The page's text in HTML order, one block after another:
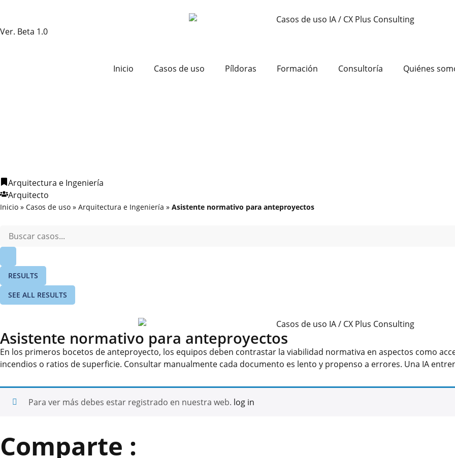
Ver. Beta 1.0
Inicio Casos de uso Píldoras Formación Consultoría Quiénes
Arquitectura e Ingeniería
Arquitecto
Inicio » Casos de uso » Arquitectura e Ingeniería » Asistente normativo para anteproyectos
RESULTS
SEE ALL RESULTS
Asistente normativo para anteproyectos
En los primeros bocetos de anteproyecto, los equipos deben contrastar la viabilidad normativa en aspectos como
incendios o ratios de superficie. Consultar manualmente cada documento es lento y propenso a errores. Una IA
Para ver más debes estar registrado en nuestra web. log in
Comparte :